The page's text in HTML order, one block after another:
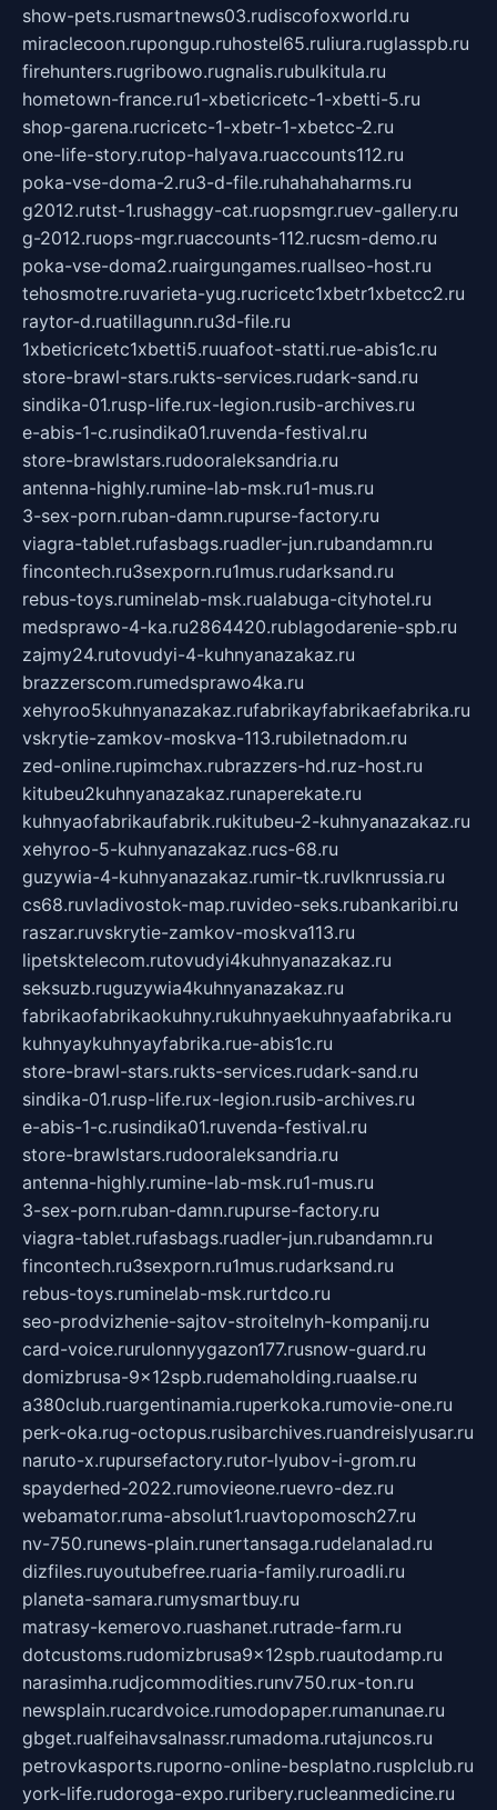
show-pets.rusmartnews03.rudiscofoxworld.ru
miraclecoon.rupongup.ruhostel65.ruliura.ruglasspb.ru
firehunters.rugribowo.rugnalis.rubulkitula.ru
hometown-france.ru1-xbeticricetc-1-xbetti-5.ru
shop-garena.rucricetc-1-xbetr-1-xbetcc-2.ru
one-life-story.rutop-halyava.ruaccounts112.ru
poka-vse-doma-2.ru3-d-file.ruhahahaharms.ru
g2012.rutst-1.rushaggy-cat.ruopsmgr.ruev-gallery.ru
g-2012.ruops-mgr.ruaccounts-112.rucsm-demo.ru
poka-vse-doma2.ruairgungames.ruallseo-host.ru
tehosmotre.ruvarieta-yug.rucricetc1xbetr1xbetcc2.ru
raytor-d.ruatillagunn.ru3d-file.ru
1xbeticricetc1xbetti5.ruuafoot-statti.rue-abis1c.ru
store-brawl-stars.rukts-services.rudark-sand.ru
sindika-01.rusp-life.rux-legion.rusib-archives.ru
e-abis-1-c.rusindika01.ruvenda-festival.ru
store-brawlstars.rudooraleksandria.ru
antenna-highly.rumine-lab-msk.ru1-mus.ru
3-sex-porn.ruban-damn.rupurse-factory.ru
viagra-tablet.rufasbags.ruadler-jun.rubandamn.ru
fincontech.ru3sexporn.ru1mus.rudarksand.ru
rebus-toys.ruminelab-msk.rualabuga-cityhotel.ru
medsprawo-4-ka.ru2864420.rublagodarenie-spb.ru
zajmy24.rutovudyi-4-kuhnyanazakaz.ru
brazzerscom.rumedsprawo4ka.ru
xehyroo5kuhnyanazakaz.rufabrikayfabrikaefabrika.ru
vskrytie-zamkov-moskva-113.rubiletnadom.ru
zed-online.rupimchax.rubrazzers-hd.ruz-host.ru
kitubeu2kuhnyanazakaz.runaperekate.ru
kuhnyaofabrikaufabrik.rukitubeu-2-kuhnyanazakaz.ru
xehyroo-5-kuhnyanazakaz.rucs-68.ru
guzywia-4-kuhnyanazakaz.rumir-tk.ruvlknrussia.ru
cs68.ruvladivostok-map.ruvideo-seks.rubankaribi.ru
raszar.ruvskrytie-zamkov-moskva113.ru
lipetsktelecom.rutovudyi4kuhnyanazakaz.ru
seksuzb.ruguzywia4kuhnyanazakaz.ru
fabrikaofabrikaokuhny.rukuhnyaekuhnyaafabrika.ru
kuhnyaykuhnyayfabrika.rue-abis1c.ru
store-brawl-stars.rukts-services.rudark-sand.ru
sindika-01.rusp-life.rux-legion.rusib-archives.ru
e-abis-1-c.rusindika01.ruvenda-festival.ru
store-brawlstars.rudooraleksandria.ru
antenna-highly.rumine-lab-msk.ru1-mus.ru
3-sex-porn.ruban-damn.rupurse-factory.ru
viagra-tablet.rufasbags.ruadler-jun.rubandamn.ru
fincontech.ru3sexporn.ru1mus.rudarksand.ru
rebus-toys.ruminelab-msk.rurtdco.ru
seo-prodvizhenie-sajtov-stroitelnyh-kompanij.ru
card-voice.rurulonnyygazon177.rusnow-guard.ru
domizbrusa-9x12spb.rudemaholding.ruaalse.ru
a380club.ruargentinamia.ruperkoka.rumovie-one.ru
perk-oka.rug-octopus.rusibarchives.ruandreislyusar.ru
naruto-x.rupursefactory.rutor-lyubov-i-grom.ru
spayderhed-2022.rumovieone.ruevro-dez.ru
webamator.ruma-absolut1.ruavtopomosch27.ru
nv-750.runews-plain.runertansaga.rudelanalad.ru
dizfiles.ruyoutubefree.ruaria-family.ruroadli.ru
planeta-samara.rumysmartbuy.ru
matrasy-kemerovo.ruashanet.rutrade-farm.ru
dotcustoms.rudomizbrusa9x12spb.ruautodamp.ru
narasimha.rudjcommodities.runv750.rux-ton.ru
newsplain.rucardvoice.rumodopaper.rumanunae.ru
gbget.rualfeihavsalnassr.rumadoma.rutajuncos.ru
petrovkasports.ruporno-online-besplatno.rusplclub.ru
york-life.rudoroga-expo.ruribery.rucleanmedicine.ru